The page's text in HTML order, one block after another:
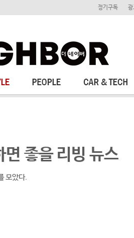
정기구독
좋을 리빙 뉴스
모았다.